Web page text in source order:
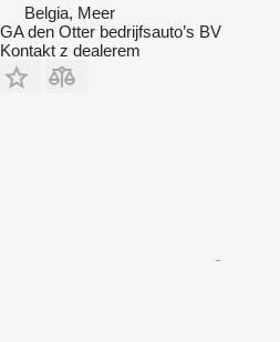
Belgia, Meer
GA den Otter bedrijfsauto’s BV
Kontakt z dealerem